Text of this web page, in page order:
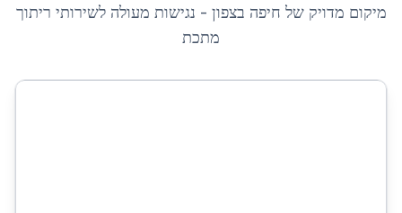
מיקום מדויק של חיפה בצפון - נגישות מעולה לשירותי ריתוך
מתכת